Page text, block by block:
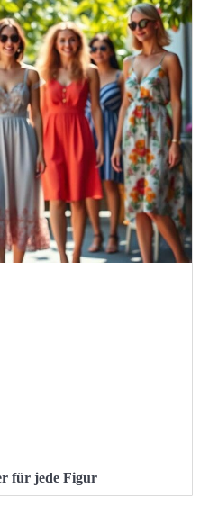
für jede Figur